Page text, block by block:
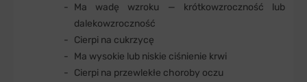
Ma wadę wzroku — krótkowzroczność lub
dalekowzroczność
Cierpi na cukrzycę
Ma wysokie lub niskie ciśnienie krwi
Cierpi na przewlekłe choroby oczu